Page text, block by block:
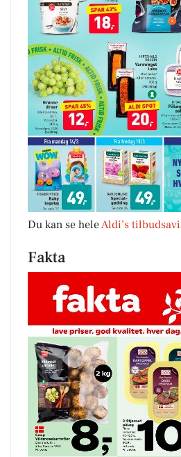
Du kan se heleAldi’s
Fakta